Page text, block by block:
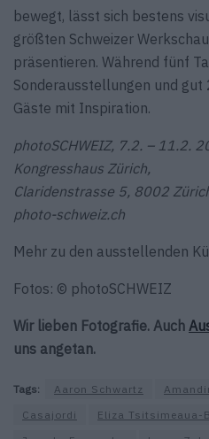
bewegt, lässt sich bestens
größten Schweizer
präsentieren. Während fünf
Sonderausstellungen und
Gäste mit Inspiration.
photoSCHWEIZ, 7.2. – 11.2.
Kongresshaus Zürich,
Claridenstrasse 5, 8002
photo-schweiz.ch
Mehr zu den ausstellenden
Fotos: © photoSCHWEIZ
Wir lieben Fotografie. Auch
uns angetan.
Tags: Aaron Schwartz
Casajordi
Eliza Tsitsimeaua-